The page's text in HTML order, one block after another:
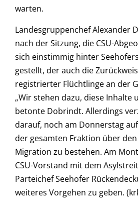
warten.
Landesgruppenchef Alexander
nach der Sitzung, die CSU-
sich einstimmig hinter
gestellt, der auch die
registrierter Flüchtlinge an der
„Wir stehen dazu, diese Inhalte
betonte Dobrindt. Allerdings
darauf, noch am Donnerstag
der gesamten Fraktion über
Migration zu bestehen. Am
CSU-Vorstand mit dem
Parteichef Seehofer
weiteres Vorgehen zu geben.